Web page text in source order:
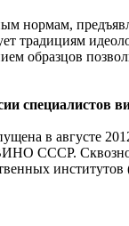
нормам,
традициям
образцов
специалистов
в августе
СССР.